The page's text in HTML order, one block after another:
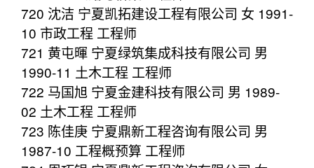
720 沈洁 宁夏凯拓建设工程有限公司 女 1991-
10 市政工程 工程师
721 黄屯暉 宁夏绿筑集成科技有限公司 男
1990-11 土木工程 工程师
722 马国旭 宁夏金建科技有限公司 男 1989-
02 土木工程 工程师
723 陈佳庚 宁夏鼎新工程咨询有限公司 男
1987-10 工程概预算 工程师